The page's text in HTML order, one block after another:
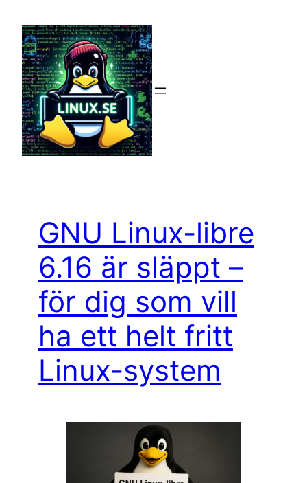
innehåll
GNU Linux-libre
6.16 är släppt –
för dig som vill
ha ett helt fritt
Linux-system